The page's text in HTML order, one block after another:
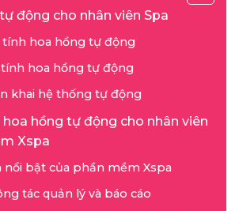
động cho nhân viên Spa
tính hoa hồng tự động
hoa hồng tự động
khai hệ thống tự động
hoa hồng tự động cho nhân viên
Xspa
nổi bật của phần mềm Xspa
tác quản lý và báo cáo